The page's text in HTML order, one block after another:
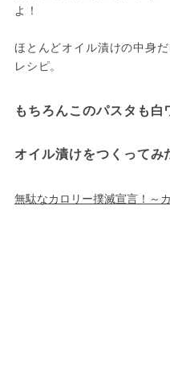
よ！
ほとんどオイル漬けの中身
もちろんこのパスタも白
無駄なカロリー撲滅宣言！～